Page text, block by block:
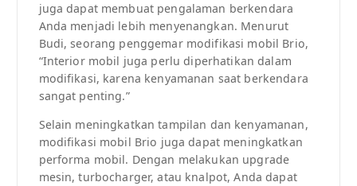
juga dapat membuat pengalaman berkendara
Anda menjadi lebih menyenangkan. Menurut
Budi, seorang penggemar modifikasi mobil Brio,
“Interior mobil juga perlu diperhatikan dalam
modifikasi, karena kenyamanan saat berkendara
sangat penting.”
Selain meningkatkan tampilan dan kenyamanan,
modifikasi mobil Brio juga dapat meningkatkan
performa mobil. Dengan melakukan upgrade
mesin, turbocharger, atau knalpot, Anda dapat